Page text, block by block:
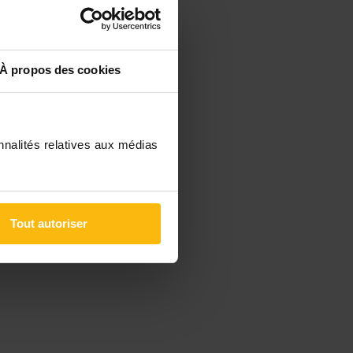
À propos des cookies
relatives aux médias
Tout autoriser